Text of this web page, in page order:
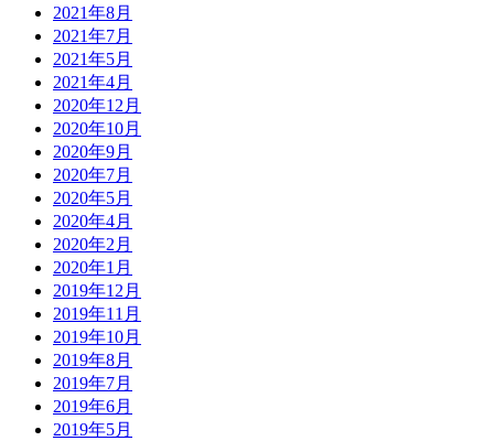
2021年8月
2021年7月
2021年5月
2021年4月
2020年12月
2020年10月
2020年9月
2020年7月
2020年5月
2020年4月
2020年2月
2020年1月
2019年12月
2019年11月
2019年10月
2019年8月
2019年7月
2019年6月
2019年5月